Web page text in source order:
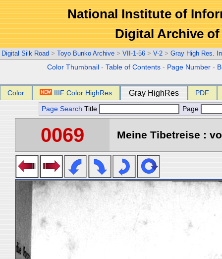
National Institute of
Digital Archive
Digital Silk Road > Toyo Bunko Archive > VII-1-56 > V-2 > Gray High Res.
Color Thumbnail -Table of Contents - Page Number -
Color IIIF Color HighRes Gray HighRes PDF
Page Search Title Page
0069 Meine Tibetreise :